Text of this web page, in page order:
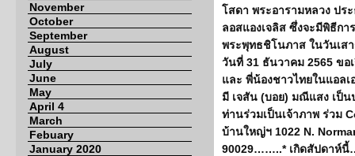
November
October
September
August
July
June
May
April 4
March
Febuary
January 2020
โสดา พระอารามหลวง ปร
ลอสแองเจลิส ซึ่งจะมีพิธีก
พระพุทธชิโนภาส ในวันเส
วันที่ 31 ธันวาคม 2565 ข
และ พี่น้องชาวไทยในแอล
มี เจสัน (บอย) มณีแสง เป็
ท่านร่วมเป็นเจ้าภาพ ร่วม
บ้านใหญ่ฯ 1022 N.
90029……..* เกิดสัปดาห์